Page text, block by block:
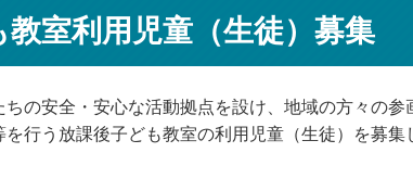
室利用児童（生徒）募集
の安全・安心な活動拠点を設け、地域の方々の参
行う放課後子ども教室の利用児童（生徒）を募集